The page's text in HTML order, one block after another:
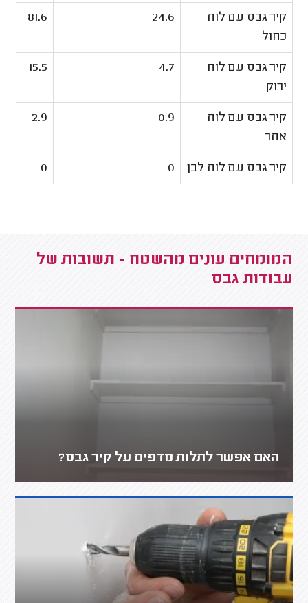
קיר גבס עם לוח
כחול
24.6
81.6
קיר גבס עם לוח
ירוק
4.7
15.5
קיר גבס עם לוח
אחר
0.9
2.9
קיר גבס עם לוח לבן 0
0
המומחים עונים מהשטח - תשובות של
עבודות גבס
האם אפשר לתלות מדפים על קיר גבס?